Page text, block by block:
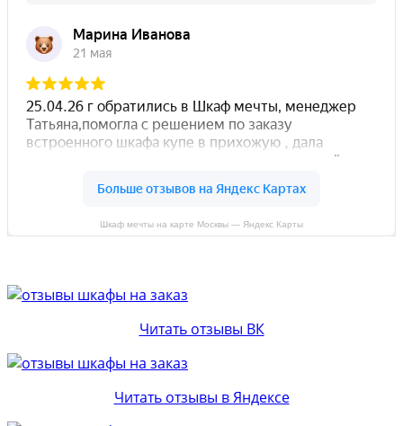
Шкаф мечты на карте Москвы — Яндекс Карты
Читать отзывы ВК
Читать отзывы в Яндексе